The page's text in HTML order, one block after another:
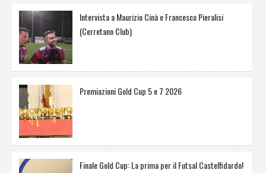
Intervista a Maurizio Cinà e Francesco Pieralisi
(Cerretano Club)
Premiazioni Gold Cup 5 e 7 2026
Finale Gold Cup: La prima per il Futsal Castelfidardo!